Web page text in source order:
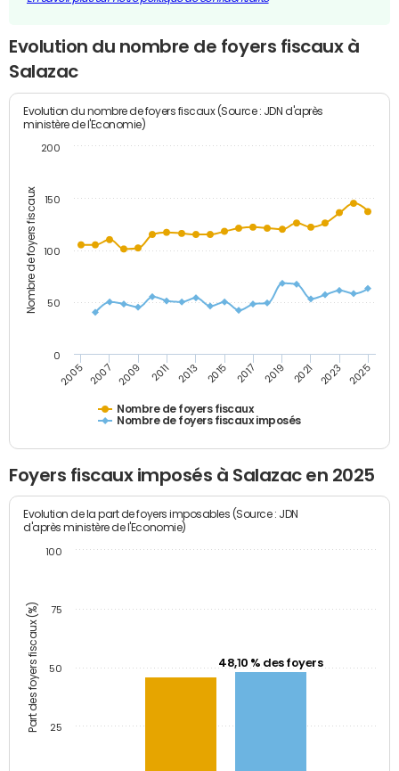
Evolution du nombre de foyers fiscaux à
Salazac
Nombre de foyers fiscaux
Evolution du nombre de foyers fiscaux (Source : JDN d'après
ministère de l'Economie)
Nombre de foyers fiscaux
Nombre de foyers fiscaux imposés
2005 2007 2009 2011 2013 2015 2017 2019 2021 2023 2025
0
50
100
150
200
Foyers fiscaux imposés à Salazac en 2025
Part des foyers fiscaux (%)
Evolution de la part de foyers imposables (Source : JDN
d'après ministère de l'Economie)
48,10 % des foyers
25
50
75
100